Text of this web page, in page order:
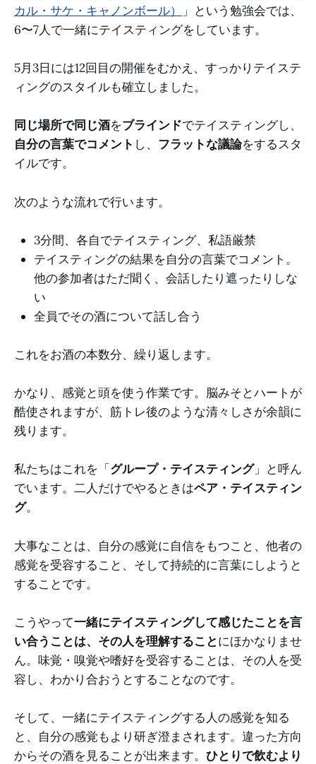
カル・サケ・キャノンボール）
」という勉強会では、
6〜7人で一緒にテイスティングをしています。
5月3日には12回目の開催をむかえ、すっかりテイステ
ィングのスタイルも確立しました。
同じ場所で同じ酒をブラインドでテイスティングし、
自分の言葉でコメント し、 フラットな議論をするスタ
イルです。
次のような流れで行います。
3分間、各自でテイスティング、私語厳禁
テイスティングの結果を自分の言葉でコメント。
他の参加者はただ聞く、会話したり遮ったりしな
い
全員でその酒について話し合う
これをお酒の本数分、繰り返します。
かなり、感覚と頭を使う作業です。脳みそとハートが
酷使されますが、筋トレ後のような清々しさが余韻に
残ります。
私たちはこれを「グループ・テイスティング」と呼ん
でいます。二人だけでやるときはペア・テイスティン
グ。
大事なことは、自分の感覚に自信をもつこと、他者の
感覚を受容すること、そして持続的に言葉にしようと
することです。
こうやって一緒にテイスティングして感じたことを言
い合うことは、その人を理解することにほかなりませ
ん。味覚・嗅覚や嗜好を受容することは、その人を受
容し、わかり合おうとすることなのです。
そして、一緒にテイスティングする人の感覚を知る
と、自分の感覚もより研ぎ澄まされます。違った方向
からその酒を見ることが出来ます。 ひとりで飲むより